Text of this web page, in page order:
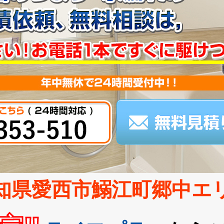
県愛西市鰯江町郷中エ